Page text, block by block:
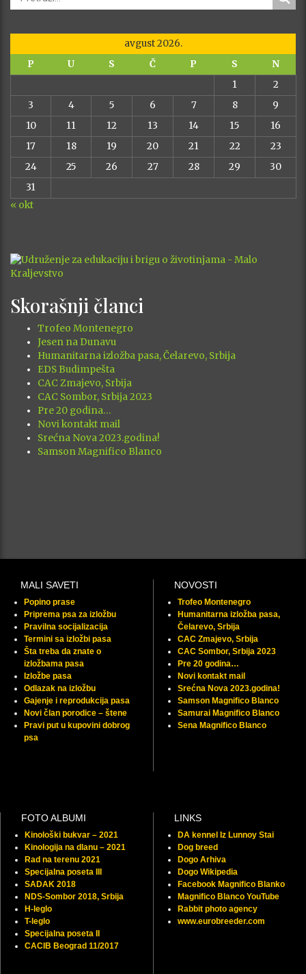
avgust 2026.
P
U S Č P S
N
1
2
3
4 5 6 7 8
9
10
11 12 13 14 15
16
17
18 19 20 21 22
23
24
25 26 27 28 29
30
31
« okt
Skorašnji članci
Trofeo Montenegro
Jesen na Dunavu
Humanitarna izložba pasa, Čelarevo, Srbija
EDS Budimpešta
CAC Zmajevo, Srbija
CAC Sombor, Srbija 2023
Pre 20 godina…
Novi kontakt mail
Srećna Nova 2023.godina!
Samson Magnifico Blanco
MALI SAVETI
Popino prase
Priprema psa za izložbu
Pravilna socijalizacija
Termini sa izložbi pasa
Šta treba da znate o
izložbama pasa
Izložbe pasa
Odlazak na izložbu
Gajenje i reprodukcija pasa
Novi član porodice – štene
Pravi put u kupovini dobrog
psa
NOVOSTI
Trofeo Montenegro
Humanitarna izložba pasa,
Čelarevo, Srbija
CAC Zmajevo, Srbija
CAC Sombor, Srbija 2023
Pre 20 godina…
Novi kontakt mail
Srećna Nova 2023.godina!
Samson Magnifico Blanco
Samurai Magnifico Blanco
Sena Magnifico Blanco
FOTO ALBUMI
Kinološki bukvar – 2021
Kinologija na dlanu – 2021
Rad na terenu 2021
Specijalna poseta III
SADAK 2018
NDS-Sombor 2018, Srbija
H-leglo
T-leglo
Specijalna poseta II
CACIB Beograd 11/2017
LINKS
DA kennel Iz Lunnoy Stai
Dog breed
Dogo Arhiva
Dogo Wikipedia
Facebook Magnifico Blanko
Magnifico Blanco YouTube
Rabbit photo agency
www.eurobreeder.com